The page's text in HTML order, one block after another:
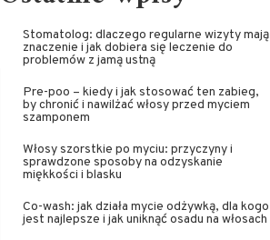
Stomatolog: dlaczego regularne wizyty mają
znaczenie i jak dobiera się leczenie do
problemów z jamą ustną
Pre-poo – kiedy i jak stosować ten zabieg,
by chronić i nawilżać włosy przed myciem
szamponem
Włosy szorstkie po myciu: przyczyny i
sprawdzone sposoby na odzyskanie
miękkości i blasku
Co-wash: jak działa mycie odżywką, dla kogo
jest najlepsze i jak uniknąć osadu na włosach